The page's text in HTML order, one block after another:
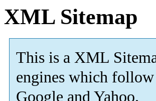
XML Sitemap
This is a XML
engines which
Google and Yahoo.